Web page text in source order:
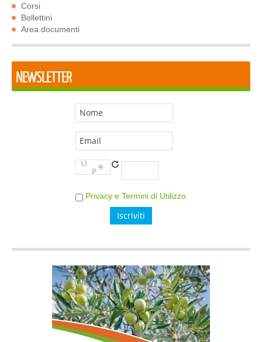
Corsi
Bollettini
Area documenti
NEWSLETTER
Privacy e Termini di Utilizzo